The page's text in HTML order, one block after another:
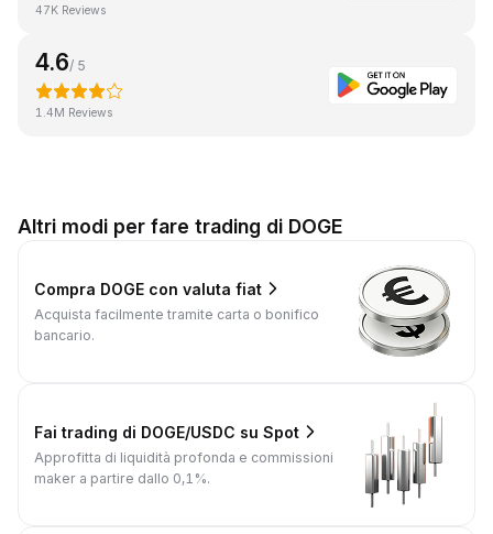
47K Reviews
4.6/ 5
1.4M Reviews
Altri modi per fare trading di DOGE
Compra DOGE con valuta fiat
Acquista facilmente tramite carta o bonifico
bancario.
Fai trading di DOGE/USDC su Spot
Approfitta di liquidità profonda e commissioni
maker a partire dallo 0,1%.